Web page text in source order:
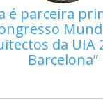
é parceira
da UIA
Barcelona